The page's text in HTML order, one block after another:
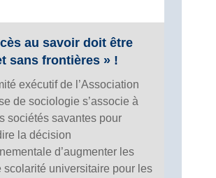
au savoir doit être
sans frontières » !
exécutif de l’Association
de sociologie s’associe à
sociétés savantes pour
la décision
d’augmenter les
scolarité universitaire pour les